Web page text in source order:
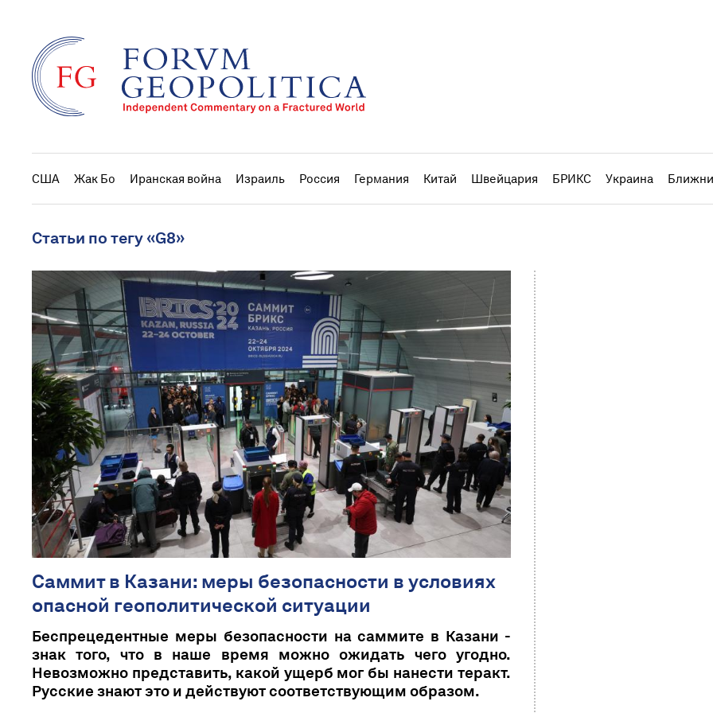
США Жак Бо Иранская война Израиль Россия Германия Китай Швейцария БРИКС Украина
Статьи по тегу «G8»
Саммит в Казани: меры безопасности в условиях
опасной геополитической ситуации
Беспрецедентные меры безопасности на саммите в Казани -
знак того, что в наше время можно ожидать чего угодно.
Невозможно представить, какой ущерб мог бы нанести теракт.
Русские знают это и действуют соответствующим образом.